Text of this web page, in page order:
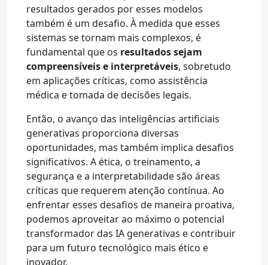
resultados gerados por esses modelos
também é um desafio. À medida que esses
sistemas se tornam mais complexos, é
fundamental que os resultados sejam
compreensíveis e interpretáveis, sobretudo
em aplicações críticas, como assistência
médica e tomada de decisões legais.
Então, o avanço das inteligências artificiais
generativas proporciona diversas
oportunidades, mas também implica desafios
significativos. A ética, o treinamento, a
segurança e a interpretabilidade são áreas
críticas que requerem atenção contínua. Ao
enfrentar esses desafios de maneira proativa,
podemos aproveitar ao máximo o potencial
transformador das IA generativas e contribuir
para um futuro tecnológico mais ético e
inovador.